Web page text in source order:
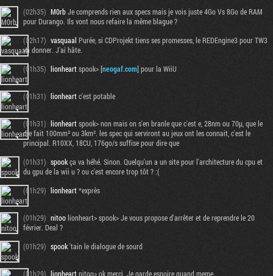
(02h35) M0rbJe comprends rien aux specs mais je vois juste 4Go Vs 8Go de RAM
pour Durango. Ils vont nous refaire la même blague ?
(02h17) vasquaal Purée, si CDProjekt tiens ses promesses, le REDEngine3 pour TW3
va donner. J'ai hâte.
(01h35) lionheartspook> [neogaf.com] pour la WiiU
(01h31) lionheartc'est potable
(01h31) lionheartspook> non mais on s'en branle que c'est e, 28nm ou 70µ, que le
die fait 100mm² ou 3km². les spec qui serviront au jeux ont les connait, c'est le
principal. R10XX, 18CU, 176go/s suffise pour dire que
(01h31) spookça va héhé. Sinon. Quelqu'un a un site pour l'architecture du cpu et
du gpu de la wii u ? ou c'est encore trop tôt ? :(
(01h29) lionheart*exprès
(01h29) nitoolionheart> spook> Je vous propose d'arrêter et de reprendre le 20
février. Deal ?
(01h29) spook'tain le dialogue de sourd
(01h29) lionheartnitoo> ok merci. Je garde espoire quand meme.